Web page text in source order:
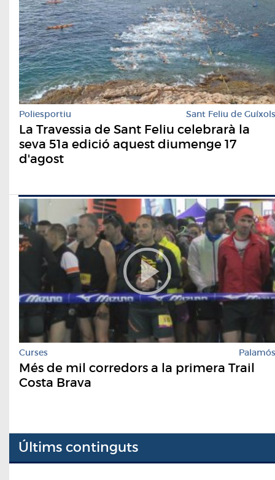
Poliesportiu Sant Feliu de Guíxols
La Travessia de Sant Feliu celebrarà la
seva 51a edició aquest diumenge 17
d'agost
Curses Palamós
Més de mil corredors a la primera Trail
Costa Brava
Últims continguts